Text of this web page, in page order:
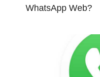
WhatsApp Web?